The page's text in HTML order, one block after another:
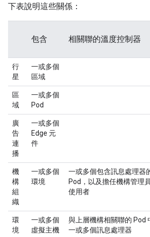
下表說明這些關係：
包含 相關聯的溫度控制器
行
星
一或多個
區域
區
域
一或多個
Pod
廣
告
連
播
一或多個
Edge 元
件
機
構
組
織
一或多個
環境
一或多個包含訊息處理器
Pod，以及擔任機構管理
使用者
環
境
一或多個
虛擬主機
與上層機構相關聯的 Pod
一或多個訊息處理器